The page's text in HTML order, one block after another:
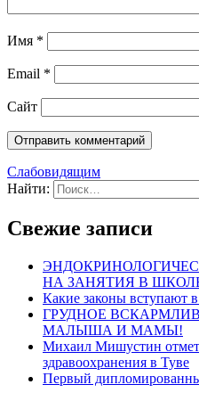
Имя *
Email *
Сайт
Слабовидящим
Найти:
Свежие записи
НА ЗАНЯТИЯ В
Какие законы вступают в
ГРУДНОЕ
МАЛЫША И МАМЫ!
Михаил Мишустин
здравоохранения в Туве
Первый